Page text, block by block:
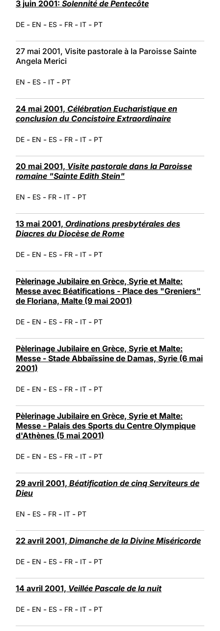
3 juin 2001: Solennité de Pentecôte
DE - EN - ES - FR - IT - PT
27 mai 2001, Visite pastorale à la Paroisse Sainte
Angela Merici
EN - ES - IT - PT
24 mai 2001, Célébration Eucharistique en
conclusion du Concistoire Extraordinaire
DE - EN - ES - FR - IT - PT
20 mai 2001, Visite pastorale dans la Paroisse
romaine "Sainte Edith Stein"
EN - ES - FR - IT - PT
13 mai 2001, Ordinations presbytérales des
Diacres du Diocèse de Rome
DE - EN - ES - FR - IT - PT
Pèlerinage Jubilaire en Grèce, Syrie et Malte:
Messe avec Béatifications - Place des "Greniers"
de Floriana, Malte (9 mai 2001)
DE - EN - ES - FR - IT - PT
Pèlerinage Jubilaire en Grèce, Syrie et Malte:
Messe - Stade Abbaïssine de Damas, Syrie (6 mai
2001)
DE - EN - ES - FR - IT - PT
Pèlerinage Jubilaire en Grèce, Syrie et Malte:
Messe - Palais des Sports du Centre Olympique
d'Athènes (5 mai 2001)
DE - EN - ES - FR - IT - PT
29 avril 2001, Béatification de cinq Serviteurs de
Dieu
EN - ES - FR - IT - PT
22 avril 2001, Dimanche de la Divine Miséricorde
DE - EN - ES - FR - IT - PT
14 avril 2001, Veillée Pascale de la nuit
DE - EN - ES - FR - IT - PT